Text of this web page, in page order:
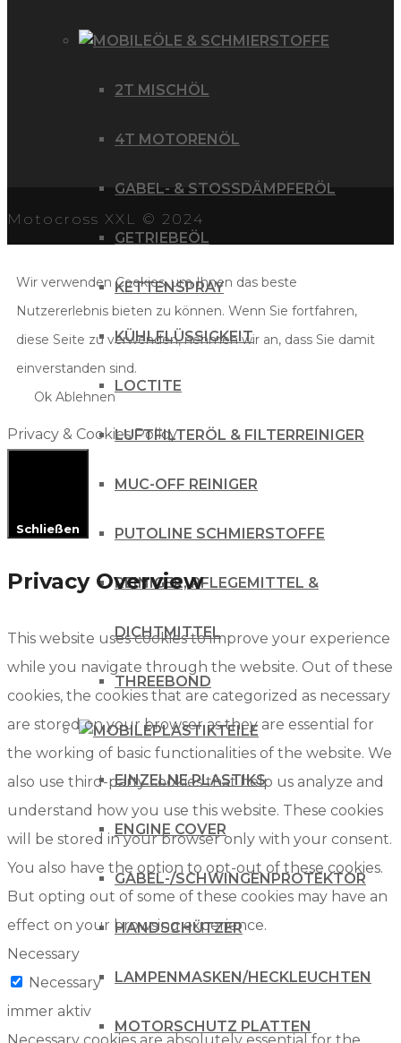
ÖLE & SCHMIERSTOFFE
2T MISCHÖL
4T MOTORENÖL
GABEL- & STOSSDÄMPFERÖL
GETRIEBEÖL
KETTENSPRAY
KÜHLFLÜSSIGKEIT
LOCTITE
LUFTFILTERÖL & FILTERREINIGER
MUC-OFF REINIGER
PUTOLINE SCHMIERSTOFFE
REINIGER, PFLEGEMITTEL &
DICHTMITTEL
THREEBOND
PLASTIKTEILE
EINZELNE PLASTIKS
ENGINE COVER
GABEL-/SCHWINGENPROTEKTOR
HANDSCHÜTZER
LAMPENMASKEN/HECKLEUCHTEN
MOTORSCHUTZ PLATTEN
Motocross XXL © 2024
Wir verwenden Cookies, um Ihnen das beste
Nutzererlebnis bieten zu können. Wenn Sie fortfahren,
diese Seite zu verwenden, nehmen wir an, dass Sie damit
einverstanden sind.
Ok Ablehnen
Privacy & Cookies Policy
Schließen
Privacy Overview
This website uses cookies to improve your experience
while you navigate through the website. Out of these
cookies, the cookies that are categorized as necessary
are stored on your browser as they are essential for
the working of basic functionalities of the website. We
also use third-party cookies that help us analyze and
understand how you use this website. These cookies
will be stored in your browser only with your consent.
You also have the option to opt-out of these cookies.
But opting out of some of these cookies may have an
effect on your browsing experience.
Necessary
Necessary
immer aktiv